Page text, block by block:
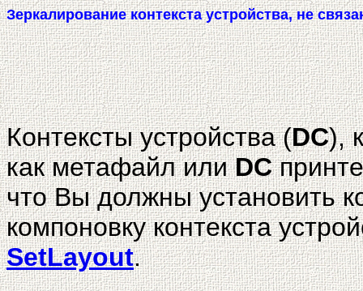
Зеркалирование контекста устройства, не
Контексты устройства (DC),
как метафайл илиDC
что Вы должны установить
компоновку контекста
SetLayout.